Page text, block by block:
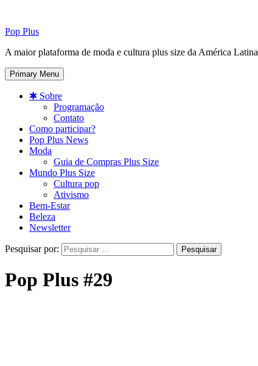
Pop Plus
A maior plataforma de moda e cultura plus size da América Latina
Primary Menu
✱ Sobre
Programação
Contato
Como participar?
Pop Plus News
Moda
Guia de Compras Plus Size
Mundo Plus Size
Cultura pop
Ativismo
Bem-Estar
Beleza
Newsletter
Pesquisar por:
Pop Plus #29